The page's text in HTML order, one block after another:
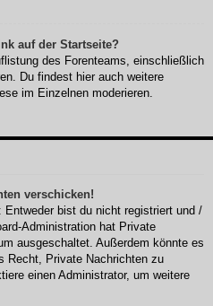
auf der Startseite?
des Forenteams, einschließlich
Du findest hier auch weitere
im Einzelnen moderieren.
verschicken!
Entweder bist du nicht registriert und /
Administration hat Private
ausgeschaltet. Außerdem könnte es
Recht, Private Nachrichten zu
einen Administrator, um weitere